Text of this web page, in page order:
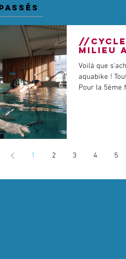
//
MILIEU
Voilà que
aquabike !
Pour la 5ème
1 2 3 4 5